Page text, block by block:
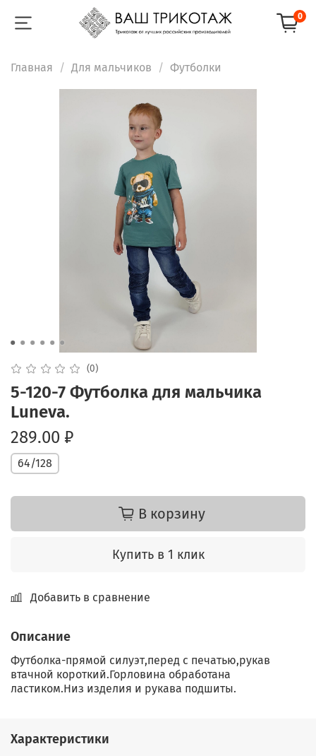
0
Главная Для мальчиков Футболки
(0)
5-120-7 Футболка для мальчика
Luneva.
289.00 ₽
64/128
В корзину
Купить в 1 клик
Добавить в сравнение
Описание
Футболка-прямой силуэт,перед с печатью,рукав
втачной короткий.Горловина обработана
ластиком.Низ изделия и рукава подшиты.
Характеристики